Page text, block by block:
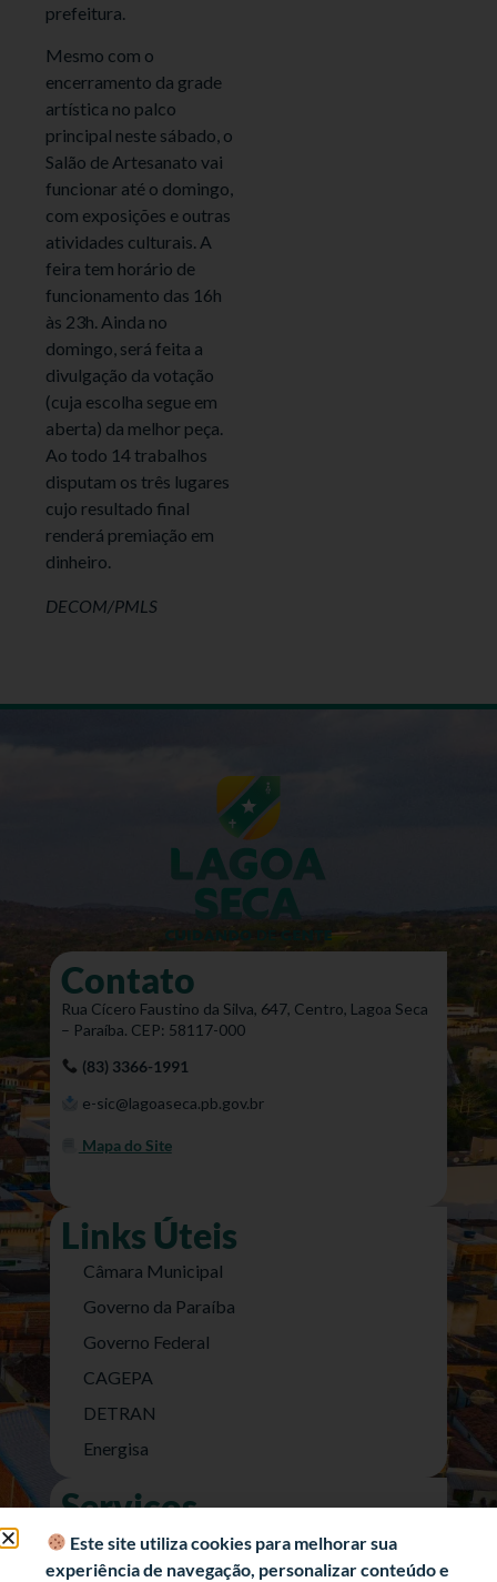
prefeitura.
Mesmo com o
encerramento da grade
artística no palco
principal neste sábado, o
Salão de Artesanato vai
funcionar até o domingo,
com exposições e outras
atividades culturais. A
feira tem horário de
funcionamento das 16h
às 23h. Ainda no
domingo, será feita a
divulgação da votação
(cuja escolha segue em
aberta) da melhor peça.
Ao todo 14 trabalhos
disputam os três lugares
cujo resultado final
renderá premiação em
dinheiro.
DECOM/PMLS
Contato
Rua Cícero Faustino da Silva, 647, Centro, Lagoa Seca
– Paraíba. CEP: 58117-000
(83) 3366-1991
e-sic@lagoaseca.pb.gov.br
Mapa do Site
Links Úteis
Câmara Municipal
Governo da Paraíba
Governo Federal
CAGEPA
DETRAN
Energisa
Serviços
Nota Fiscal Eletrônica
e-SIC (Acesso a Informação)
Este site utiliza cookies para melhorar sua
experiência de navegação, personalizar conteúdo e